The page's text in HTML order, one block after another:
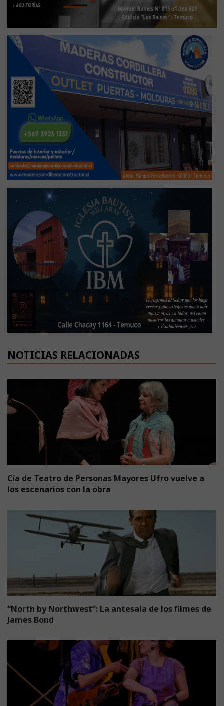
NOTICIAS RELACIONADAS
Cía de Teatro de Personas Mayores Ufro vuelve a
los escenarios con la obra
“North by Northwest”: La antesala de los filmes de
James Bond